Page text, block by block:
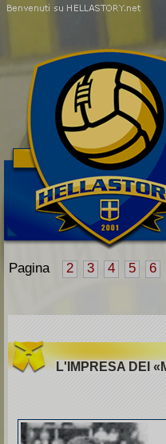
Pagina 2 3 4 5 6
L'IMPRESA DEI